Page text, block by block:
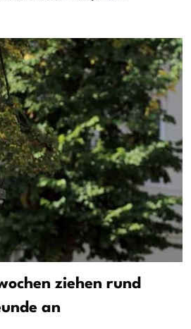
ziehen rund
an